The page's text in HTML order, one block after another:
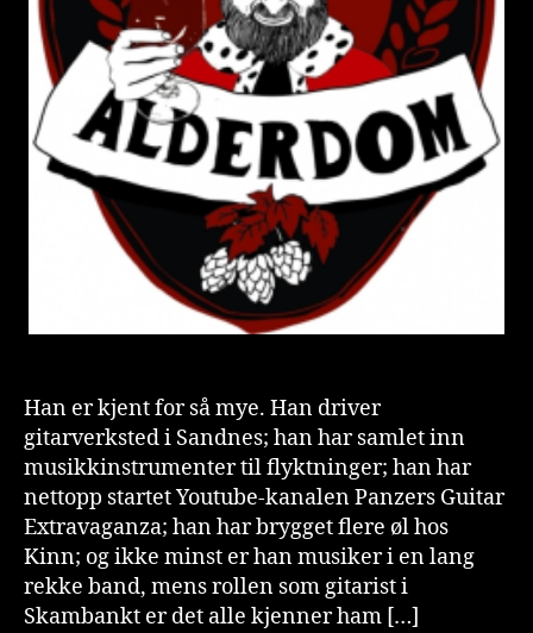
Han er kjent for så mye. Han driver
gitarverksted i Sandnes; han har samlet inn
musikkinstrumenter til flyktninger; han har
nettopp startet Youtube-kanalen Panzers Guitar
Extravaganza; han har brygget flere øl hos
Kinn; og ikke minst er han musiker i en lang
rekke band, mens rollen som gitarist i
Skambankt er det alle kjenner ham […]